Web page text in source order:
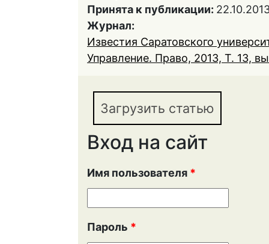
Принята к публикации:
Журнал:
Известия Саратовского
Управление. Право, 2013, Т. 13,
Загрузить статью
Вход на сайт
Имя пользователя *
Пароль *